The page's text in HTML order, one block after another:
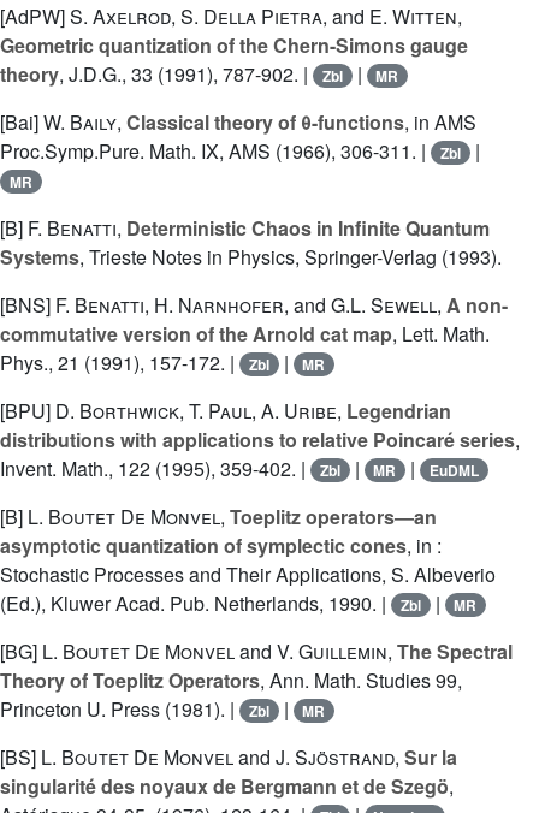
[AdPW]S. Axelrod, S. Della Pietra, and E. Witten,
Geometric quantization of the Chern-Simons gauge
theory, J.D.G., 33 (1991), 787-902. | Zbl | MR
[Bai]W. Baily, Classical theory of θ-functions, in AMS
Proc.Symp.Pure. Math. IX, AMS (1966), 306-311. |
Zbl |
MR
[B] F. Benatti, Deterministic Chaos in Infinite Quantum
Systems, Trieste Notes in Physics, Springer-Verlag (1993).
[BNS] F. Benatti, H. Narnhofer, and G.L. Sewell, A non-
commutative version of the Arnold cat map, Lett. Math.
Phys., 21 (1991), 157-172. |
Zbl | MR
[BPU] D. Borthwick, T. Paul, A. Uribe, Legendrian
distributions with applications to relative Poincaré series,
Invent. Math., 122 (1995), 359-402. |
Zbl | MR | EuDML
[B] L. Boutet De Monvel, Toeplitz operators—an
asymptotic quantization of symplectic cones, in :
Stochastic Processes and Their Applications, S. Albeverio
(Ed.), Kluwer Acad. Pub. Netherlands, 1990. |
Zbl | MR
[BG] L. Boutet De Monveland V. Guillemin, The Spectral
Theory of Toeplitz Operators, Ann. Math. Studies 99,
Princeton U. Press (1981). |
Zbl | MR
[BS] L. Boutet De Monveland J. Sjöstrand, Sur la
singularité des noyaux de Bergmann et de Szegö,